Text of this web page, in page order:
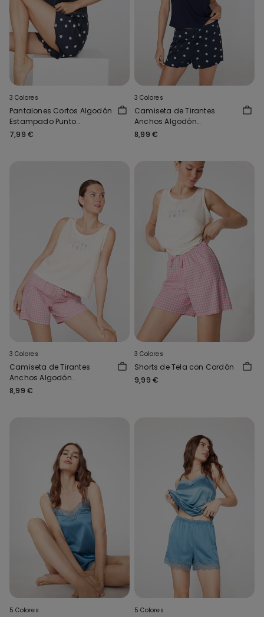
3 Colores
Pantalones Cortos Algodón
Estampado Punto
Festoneado
7,99 €
3 Colores
Camiseta de Tirantes
Anchos Algodón
Estampado
8,99 €
3 Colores
Camiseta de Tirantes
Anchos Algodón
Estampado
8,99 €
3 Colores
Shorts de Tela con Cordón
9,99 €
5 Colores 5 Colores